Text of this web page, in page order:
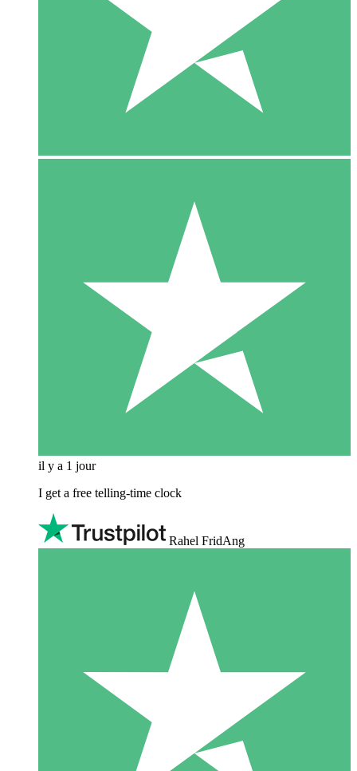
il y a 1 jour
I get a free telling-time clock
Rahel FridAng